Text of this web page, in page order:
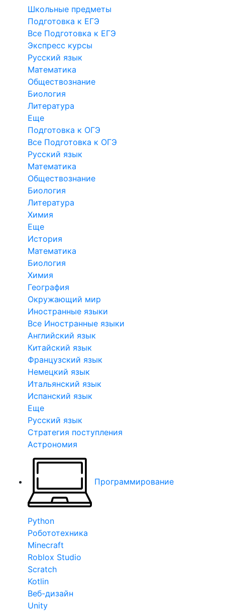
Школьные предметы
Подготовка к ЕГЭ
Все Подготовка к ЕГЭ
Экспресс курсы
Русский язык
Математика
Обществознание
Биология
Литература
Еще
Подготовка к ОГЭ
Все Подготовка к ОГЭ
Русский язык
Математика
Обществознание
Биология
Литература
Химия
Еще
История
Математика
Биология
Химия
География
Окружающий мир
Иностранные языки
Все Иностранные языки
Английский язык
Китайский язык
Французский язык
Немецкий язык
Итальянский язык
Испанский язык
Еще
Русский язык
Стратегия поступления
Астрономия
Программирование
Python
Робототехника
Minecraft
Roblox Studio
Scratch
Kotlin
Веб-дизайн
Unity